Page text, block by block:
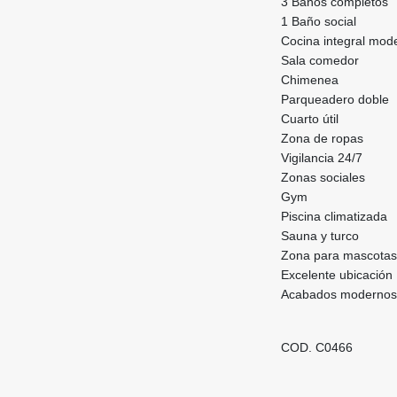
1 Baño social
Cocina integral
Sala comedor
Chimenea
Parqueadero doble
Cuarto útil
Zona de ropas
Vigilancia 24/7
Zonas sociales
Gym
Piscina climatizada
Sauna y turco
Zona para mascotas
Excelente ubicación
Acabados modernos
COD. C0466